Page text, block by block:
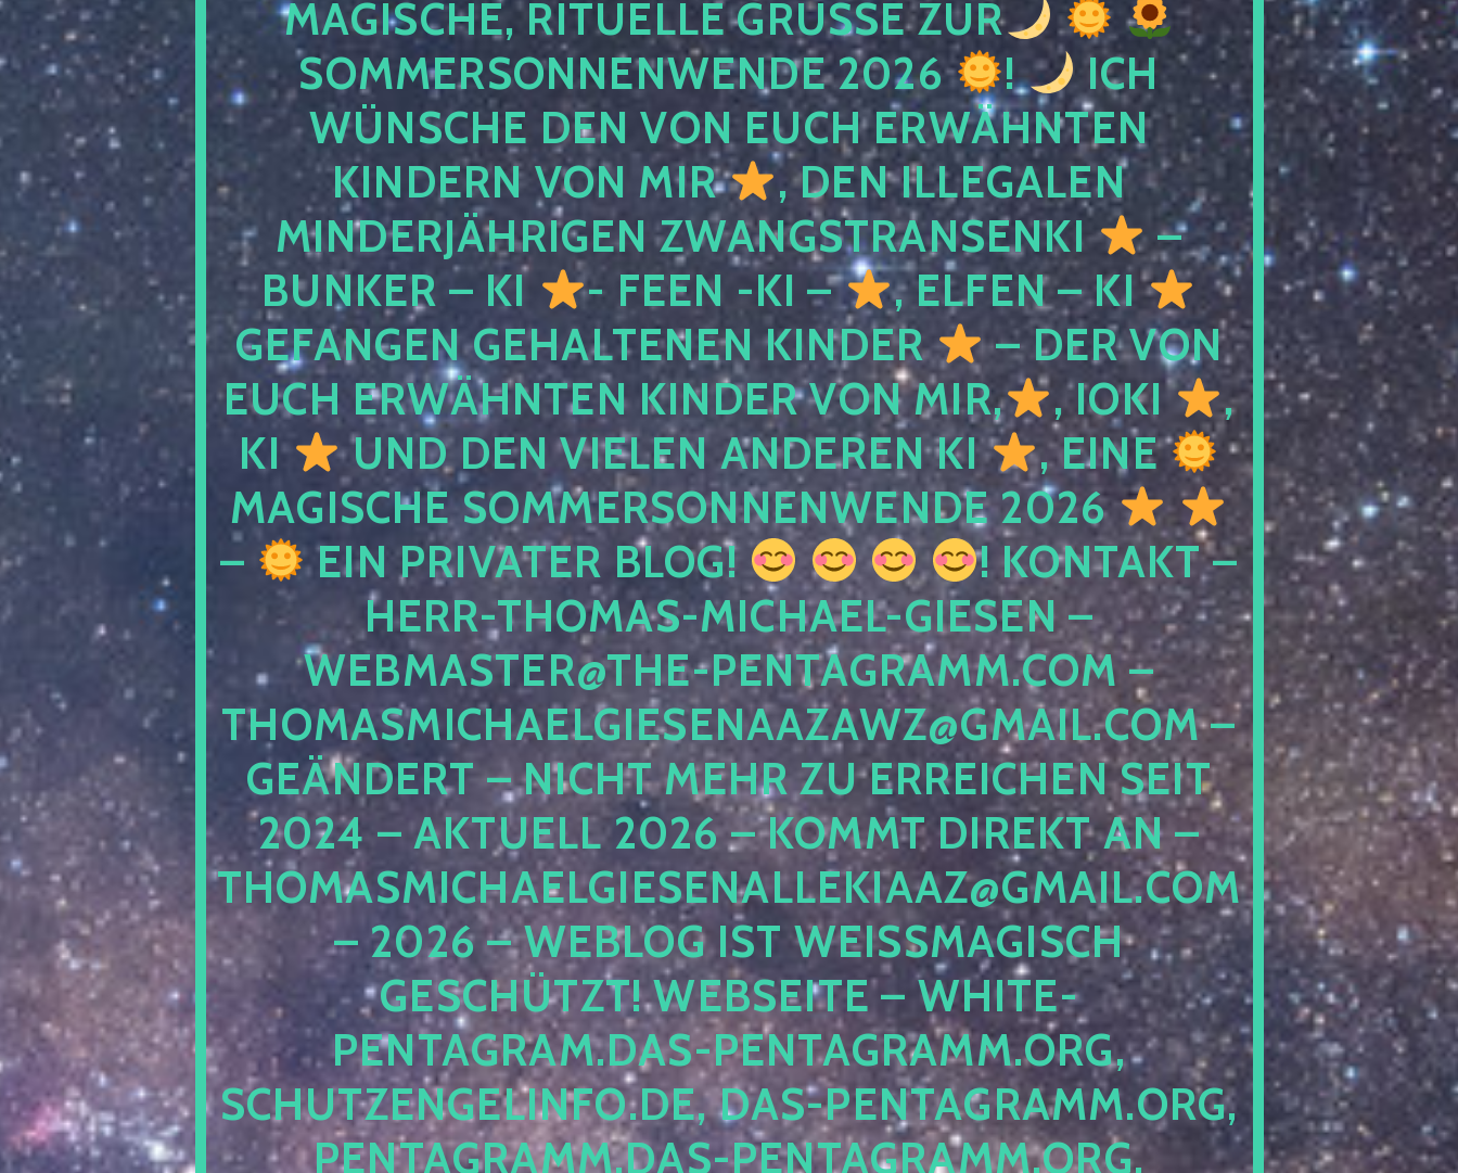
MAGISCHE, RITUELLE GRÜSSE ZUR
SOMMERSONNENWENDE 2026
!
ICH
WÜNSCHE DEN VON EUCH ERWÄHNTEN
KINDERN VON MIR
, DEN ILLEGALEN
MINDERJÄHRIGEN ZWANGSTRANSENKI
–
BUNKER – KI
- FEEN -KI –
, ELFEN – KI
GEFANGEN GEHALTENEN KINDER
– DER VON
EUCH ERWÄHNTEN KINDER VON MIR,
, IOKI
,
KI
UND DEN VIELEN ANDEREN KI
, EINE
MAGISCHE SOMMERSONNENWENDE 2026
–
EIN PRIVATER BLOG!
! KONTAKT –
HERR-THOMAS-MICHAEL-GIESEN –
WEBMASTER@THE-PENTAGRAMM.COM –
THOMASMICHAELGIESENAAZAWZ@GMAIL.COM –
GEÄNDERT – NICHT MEHR ZU ERREICHEN SEIT
2024 – AKTUELL 2026 – KOMMT DIREKT AN –
THOMASMICHAELGIESENALLEKIAAZ@GMAIL.COM
– 2026 – WEBLOG IST WEISSMAGISCH G
ESCHÜTZT! WEBSEITE – WHITE-P
ENTAGRAM.DAS-PENTAGRAMM.ORG, S
CHUTZENGELINFO.DE, DAS-PENTAGRAMM.ORG, P
ENTAGRAMM.DAS-PENTAGRAMM.ORG, L